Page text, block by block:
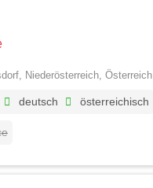
Niederösterreich, Österreich
deutsch österreichisch